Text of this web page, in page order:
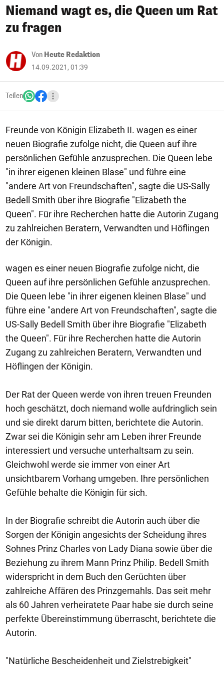
Niemand wagt es, die Queen um Rat
zu fragen
Von Heute Redaktion
14.09.2021, 01:39
Teilen
Freunde von Königin Elizabeth II. wagen es einer
neuen Biografie zufolge nicht, die Queen auf ihre
persönlichen Gefühle anzusprechen. Die Queen lebe
"in ihrer eigenen kleinen Blase" und führe eine
"andere Art von Freundschaften", sagte die US-Sally
Bedell Smith über ihre Biografie "Elizabeth the
Queen". Für ihre Recherchen hatte die Autorin Zugang
zu zahlreichen Beratern, Verwandten und Höflingen
der Königin.
wagen es einer neuen Biografie zufolge nicht, die
Queen auf ihre persönlichen Gefühle anzusprechen.
Die Queen lebe "in ihrer eigenen kleinen Blase" und
führe eine "andere Art von Freundschaften", sagte die
US-Sally Bedell Smith über ihre Biografie "Elizabeth
the Queen". Für ihre Recherchen hatte die Autorin
Zugang zu zahlreichen Beratern, Verwandten und
Höflingen der Königin.
Der Rat der Queen werde von ihren treuen Freunden
hoch geschätzt, doch niemand wolle aufdringlich sein
und sie direkt darum bitten, berichtete die Autorin.
Zwar sei die Königin sehr am Leben ihrer Freunde
interessiert und versuche unterhaltsam zu sein.
Gleichwohl werde sie immer von einer Art
unsichtbarem Vorhang umgeben. Ihre persönlichen
Gefühle behalte die Königin für sich.
In der Biografie schreibt die Autorin auch über die
Sorgen der Königin angesichts der Scheidung ihres
Sohnes Prinz Charles von Lady Diana sowie über die
Beziehung zu ihrem Mann Prinz Philip. Bedell Smith
widerspricht in dem Buch den Gerüchten über
zahlreiche Affären des Prinzgemahls. Das seit mehr
als 60 Jahren verheiratete Paar habe sie durch seine
perfekte Übereinstimmung überrascht, berichtete die
Autorin.
"Natürliche Bescheidenheit und Zielstrebigkeit"